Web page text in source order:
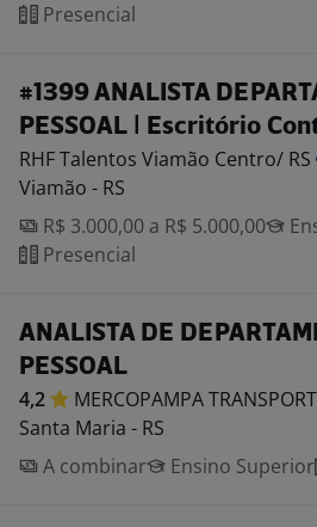
Presencial
#1399 ANALISTA
PESSOAL | Escritório
RHF Talentos Viamão Centro/ RS
Viamão - RS
R$ 3.000,00 a R$ 5.000,00
Presencial
ANALISTA DE
PESSOAL
4,2 MERCOPAMPA
Santa Maria - RS
A combinar
Ensino Superior